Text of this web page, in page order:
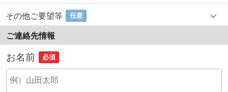
その他ご要望等 任意
ご連絡先情報
お名前 必須